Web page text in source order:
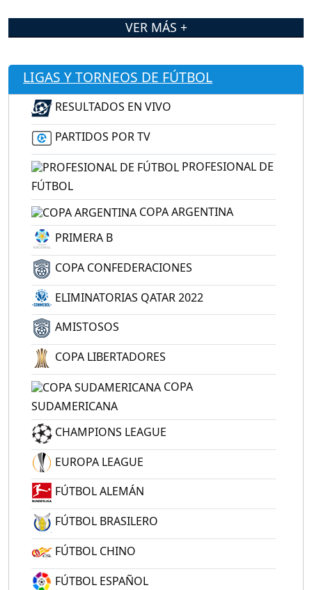
VER MÁS +
LIGAS Y TORNEOS DE FÚTBOL
RESULTADOS EN VIVO
PARTIDOS POR TV
PROFESIONAL DE
FÚTBOL
COPA ARGENTINA
PRIMERA B
COPA CONFEDERACIONES
ELIMINATORIAS QATAR 2022
AMISTOSOS
COPA LIBERTADORES
COPA
SUDAMERICANA
CHAMPIONS LEAGUE
EUROPA LEAGUE
FÚTBOL ALEMÁN
FÚTBOL BRASILERO
FÚTBOL CHINO
FÚTBOL ESPAÑOL